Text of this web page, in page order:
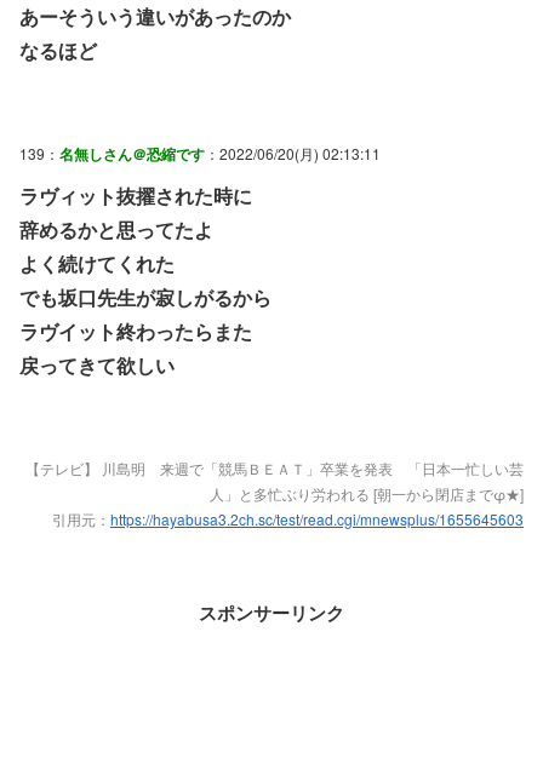
あーそういう違いがあったのか
なるほど
139： 名無しさん＠恐縮です ：2022/06/20(月) 02:13:11
ラヴィット抜擢された時に
辞めるかと思ってたよ
よく続けてくれた
でも坂口先生が寂しがるから
ラヴイット終わったらまた
戻ってきて欲しい
【テレビ】 川島明 来週で「競馬ＢＥＡＴ」卒業を発表 「日本一忙しい芸
人」と多忙ぶり労われる [朝一から閉店までφ★]
引用元： https://hayabusa3.2ch.sc/test/read.cgi/mnewsplus/1655645603
スポンサーリンク